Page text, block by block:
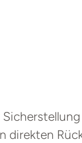
direkten